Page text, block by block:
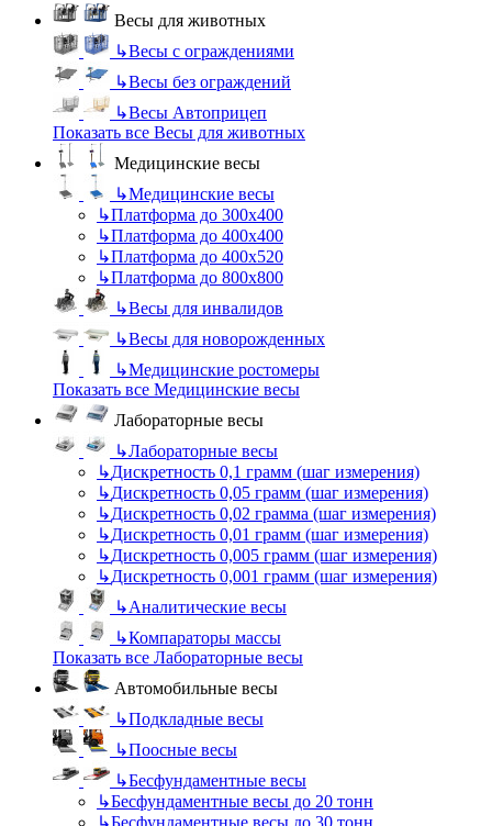
Весы для животных
↳Весы с ограждениями
↳Весы без ограждений
↳Весы Автоприцеп
Показать все Весы для животных
Медицинские весы
↳Медицинские весы
↳Платформа до 300х400
↳Платформа до 400х400
↳Платформа до 400х520
↳Платформа до 800х800
↳Весы для инвалидов
↳Весы для новорожденных
↳Медицинские ростомеры
Показать все Медицинские весы
Лабораторные весы
↳Лабораторные весы
↳Дискретность 0,1 грамм (шаг измерения)
↳Дискретность 0,05 грамм (шаг измерения)
↳Дискретность 0,02 грамма (шаг измерения)
↳Дискретность 0,01 грамм (шаг измерения)
↳Дискретность 0,005 грамм (шаг измерения)
↳Дискретность 0,001 грамм (шаг измерения)
↳Аналитические весы
↳Компараторы массы
Показать все Лабораторные весы
Автомобильные весы
↳Подкладные весы
↳Поосные весы
↳Бесфундаментные весы
↳Бесфундаментные весы до 20 тонн
↳Бесфундаментные весы до 30 тонн